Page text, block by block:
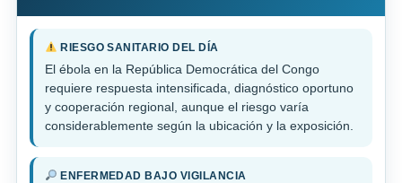
RIESGO SANITARIO DEL DÍA
El ébola en la República Democrática del Congo
requiere respuesta intensificada, diagnóstico oportuno
y cooperación regional, aunque el riesgo varía
considerablemente según la ubicación y la exposición.
ENFERMEDAD BAJO VIGILANCIA